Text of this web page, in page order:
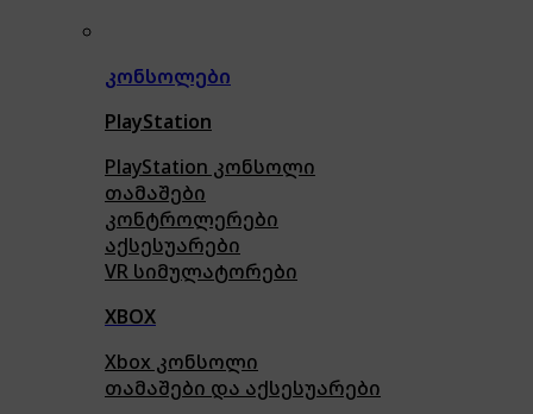
კონსოლები
PlayStation
PlayStation კონსოლი
თამაშები
კონტროლერები
აქსესუარები
VR სიმულატორები
XBOX
Xbox კონსოლი
თამაშები და აქსესუარები